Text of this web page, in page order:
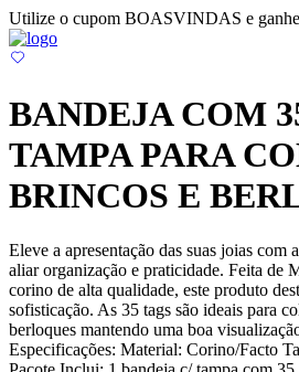
Utilize o cupom BOASVINDAS e
BANDEJA COM
TAMPA PARA
BRINCOS E
Eleve a apresentação das suas joias com
aliar organização e praticidade. Feita de
corino de alta qualidade, este produto
sofisticação. As 35 tags são ideais para
berloques mantendo uma boa
Especificações: Material: Corino/Facto